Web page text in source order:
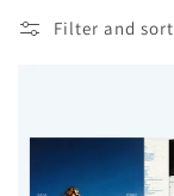
c
Filter and sort